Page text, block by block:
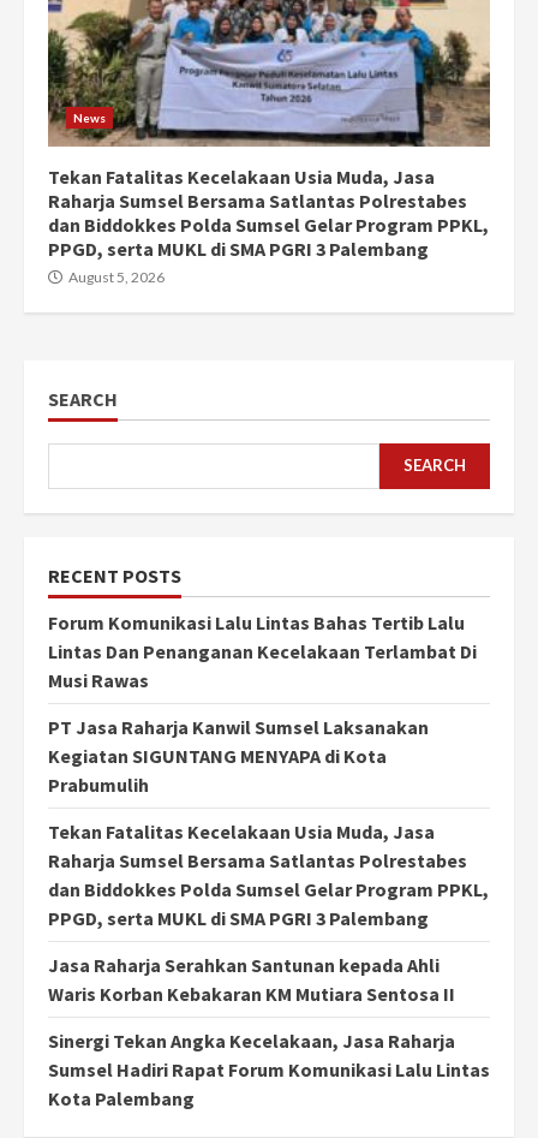
News
Tekan Fatalitas Kecelakaan Usia Muda, Jasa
Raharja Sumsel Bersama Satlantas Polrestabes
dan Biddokkes Polda Sumsel Gelar Program PPKL,
PPGD, serta MUKL di SMA PGRI 3 Palembang
August 5, 2026
SEARCH
SEARCH
RECENT POSTS
Forum Komunikasi Lalu Lintas Bahas Tertib Lalu
Lintas Dan Penanganan Kecelakaan Terlambat Di
Musi Rawas
PT Jasa Raharja Kanwil Sumsel Laksanakan
Kegiatan SIGUNTANG MENYAPA di Kota
Prabumulih
Tekan Fatalitas Kecelakaan Usia Muda, Jasa
Raharja Sumsel Bersama Satlantas Polrestabes
dan Biddokkes Polda Sumsel Gelar Program PPKL,
PPGD, serta MUKL di SMA PGRI 3 Palembang
Jasa Raharja Serahkan Santunan kepada Ahli
Waris Korban Kebakaran KM Mutiara Sentosa II
Sinergi Tekan Angka Kecelakaan, Jasa Raharja
Sumsel Hadiri Rapat Forum Komunikasi Lalu Lintas
Kota Palembang